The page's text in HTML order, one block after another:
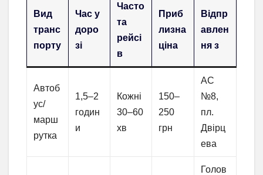
Вид
транс
порту
Час у
доро
зі
Часто
та
рейсі
в
Приб
лизна
ціна
Відпр
авлен
ня з
Автоб
ус/
марш
рутка
1,5–2
годин
и
Кожні
30–60
хв
150–
250
грн
АС
№8,
пл.
Двірц
ева
Голов